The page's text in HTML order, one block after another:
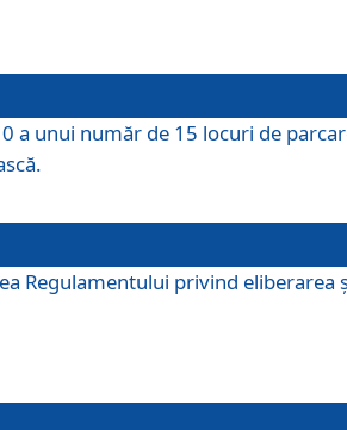
unui număr de 15 locuri de
Regulamentului privind